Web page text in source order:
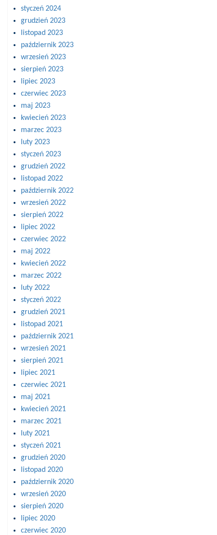
styczeń 2024
grudzień 2023
listopad 2023
październik 2023
wrzesień 2023
sierpień 2023
lipiec 2023
czerwiec 2023
maj 2023
kwiecień 2023
marzec 2023
luty 2023
styczeń 2023
grudzień 2022
listopad 2022
październik 2022
wrzesień 2022
sierpień 2022
lipiec 2022
czerwiec 2022
maj 2022
kwiecień 2022
marzec 2022
luty 2022
styczeń 2022
grudzień 2021
listopad 2021
październik 2021
wrzesień 2021
sierpień 2021
lipiec 2021
czerwiec 2021
maj 2021
kwiecień 2021
marzec 2021
luty 2021
styczeń 2021
grudzień 2020
listopad 2020
październik 2020
wrzesień 2020
sierpień 2020
lipiec 2020
czerwiec 2020